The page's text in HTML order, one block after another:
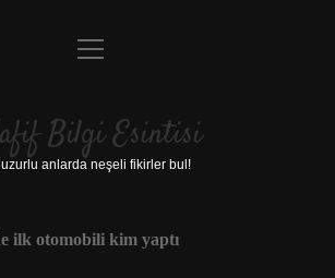
Anasayfa
Yasal Uyarı
menüyü
Bilgi Esintisi
anlarda neşeli fikirler bul!
ilk otomobili kim yaptı